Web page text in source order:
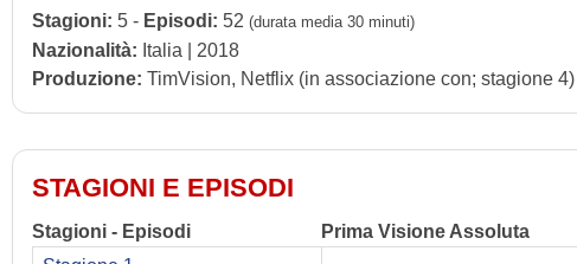
Stagioni: 5 - Episodi: 52 (durata media 30 minuti)
Nazionalità: Italia | 2018
Produzione: TimVision, Netflix (in associazione con; stagione 4)
STAGIONI E EPISODI
Stagioni - Episodi Prima Visione Assoluta